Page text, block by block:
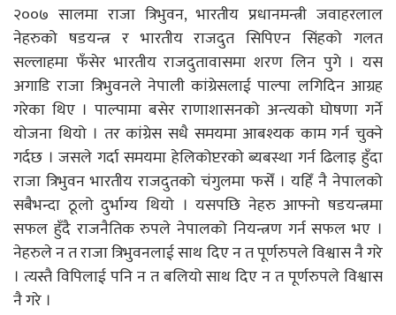
२००७ सालमा राजा त्रिभुवन, भारतीय प्रधानमन्त्री जवाहरलाल
नेहरुको षडयन्त्र र भारतीय राजदुत सिपिएन सिंहको गलत
सल्लाहमा फँसेर भारतीय राजदुतावासमा शरण लिन पुगे । यस
अगाडि राजा त्रिभुवनले नेपाली कांग्रेसलाई पाल्पा लगिदिन आग्रह
गरेका थिए । पाल्पामा बसेर राणाशासनको अन्त्यको घोषणा गर्ने
योजना थियो । तर कांग्रेस सधै समयमा आबश्यक काम गर्न चुक्ने
गर्दछ । जसले गर्दा समयमा हेलिकोप्टरको ब्यबस्था गर्न ढिलाइ हुँदा
राजा त्रिभुवन भारतीय राजदुतको चंगुलमा फसेँ । यहिँ नै नेपालको
सबैभन्दा ठूलो दुर्भाग्य थियो । यसपछि नेहरु आफ्नो षडयन्त्रमा
सफल हुँदै राजनैतिक रुपले नेपालको नियन्त्रण गर्न सफल भए ।
नेहरुले न त राजा त्रिभुवनलाई साथ दिए न त पूर्णरुपले विश्वास नै गरे
। त्यस्तै विपिलाई पनि न त बलियो साथ दिए न त पूर्णरुपले विश्वास
नै गरे ।